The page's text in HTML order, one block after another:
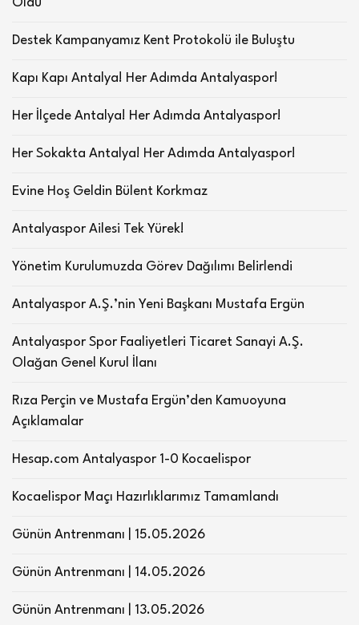
Oldu
Destek Kampanyamız Kent Protokolü ile Buluştu
Kapı Kapı Antalya! Her Adımda Antalyaspor!
Her İlçede Antalya! Her Adımda Antalyaspor!
Her Sokakta Antalya! Her Adımda Antalyaspor!
Evine Hoş Geldin Bülent Korkmaz
Antalyaspor Ailesi Tek Yürek!
Yönetim Kurulumuzda Görev Dağılımı Belirlendi
Antalyaspor A.Ş.’nin Yeni Başkanı Mustafa Ergün
Antalyaspor Spor Faaliyetleri Ticaret Sanayi A.Ş.
Olağan Genel Kurul İlanı
Rıza Perçin ve Mustafa Ergün’den Kamuoyuna
Açıklamalar
Hesap.com Antalyaspor 1-0 Kocaelispor
Kocaelispor Maçı Hazırlıklarımız Tamamlandı
Günün Antrenmanı | 15.05.2026
Günün Antrenmanı | 14.05.2026
Günün Antrenmanı | 13.05.2026